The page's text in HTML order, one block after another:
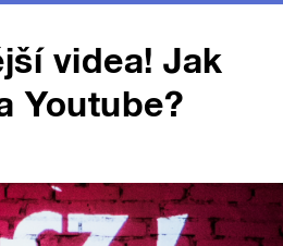
videa! Jak
Youtube?